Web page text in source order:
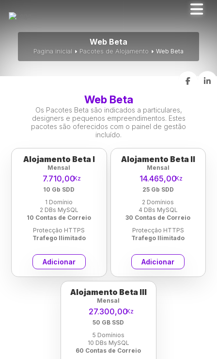
Web Beta
Pagina inicial Pacotes de Alojamento Web Beta
Web Beta
Os Pacotes Beta são indicados a particulares,
designers e pequenos empreendimentos. Estes
pacotes são oferecidos com o painel de gestão
incluído.
Alojamento Beta I
Mensal
Kz
7.710,00
10 Gb SDD
1 Domínio
2 DBs MySQL
10 Contas de Correio
Protecção HTTPS
Trafego Ilimitado
Adicionar
Alojamento Beta II
Mensal
Kz
14.465,00
25 Gb SDD
2 Domínios
4 DBs MySQL
30 Contas de Correio
Protecção HTTPS
Trafego Ilimitado
Adicionar
Alojamento Beta III
Mensal
Kz
27.300,00
50 GB SSD
5 Domínios
10 DBs MySQL
60 Contas de Correio